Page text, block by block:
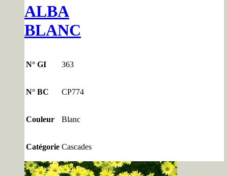
ALBA
BLANC
N° GI 363
N° BC CP774
Couleur Blanc
Catégorie Cascades